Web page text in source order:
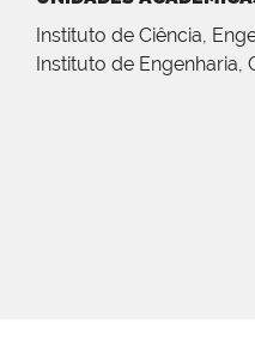
Instituto de Ciência,
Instituto de Engenharia,